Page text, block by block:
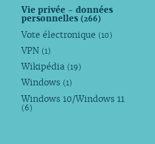
Vie privée - données
personnelles(266)
Vote électronique (10)
VPN (1)
Wikipédia (19)
Windows (1)
Windows 10/Windows 11
(6)